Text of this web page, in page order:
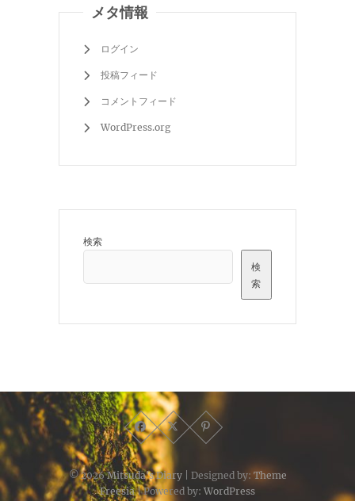
メタ情報
ログイン
投稿フィード
コメントフィード
WordPress.org
検索
検
索
© 2026Mitsuda's Diary| Designed by: Theme
Freesia| Powered by: WordPress